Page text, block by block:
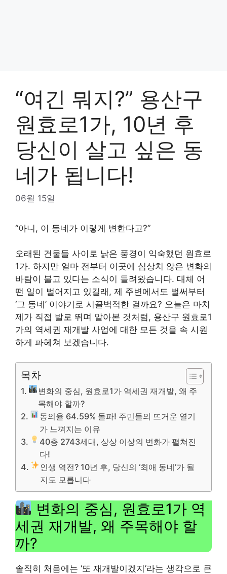
“여긴 뭐지?” 용산구
원효로1가, 10년 후
당신이 살고 싶은 동
네가 됩니다!
06월 15일
“아니, 이 동네가 이렇게 변한다고?”
오래된 건물들 사이로 낡은 풍경이 익숙했던 원효로
1가. 하지만 얼마 전부터 이곳에 심상치 않은 변화의
바람이 불고 있다는 소식이 들려왔습니다. 대체 어
떤 일이 벌어지고 있길래, 제 주변에서도 벌써부터
‘그 동네’ 이야기로 시끌벅적한 걸까요? 오늘은 마치
제가 직접 발로 뛰며 알아본 것처럼, 용산구 원효로1
가의 역세권 재개발 사업에 대한 모든 것을 속 시원
하게 파헤쳐 보겠습니다.
목차
변화의 중심, 원효로1가 역세권 재개발, 왜 주
목해야 할까?
동의율 64.59% 돌파! 주민들의 뜨거운 열기
가 느껴지는 이유
40층 2743세대, 상상 이상의 변화가 펼쳐진
다!
인생 역전? 10년 후, 당신의 ‘최애 동네’가 될
지도 모릅니다
변화의 중심, 원효로1가 역
세권 재개발, 왜 주목해야 할
까?
솔직히 처음에는 ‘또 재개발이겠지’라는 생각으로 큰